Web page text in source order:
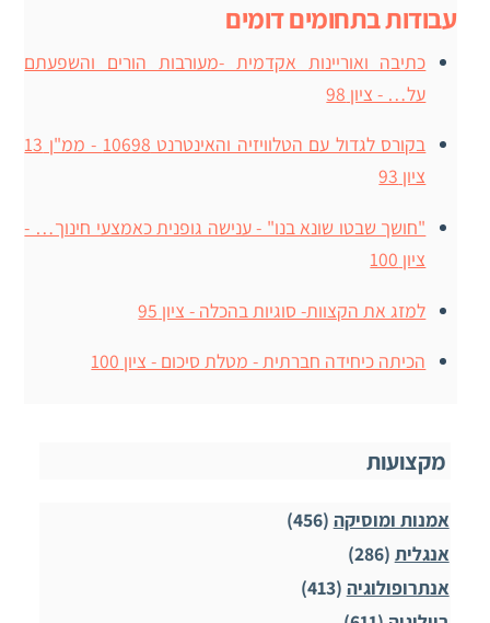
עבודות בתחומים דומים
כתיבה ואוריינות אקדמית -מעורבות הורים והשפעתם
על… - ציון 98
בקורס לגדול עם הטלוויזיה והאינטרנט 10698 - ממ"ן 13
ציון 93
"חושך שבטו שונא בנו" - ענישה גופנית כאמצעי חינוך… -
ציון 100
למזג את הקצוות- סוגיות בהכלה - ציון 95
הכיתה כיחידה חברתית - מטלת סיכום - ציון 100
מקצועות
אמנות ומוסיקה (456)
אנגלית (286)
אנתרופולוגיה (413)